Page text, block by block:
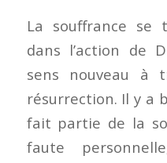
La souffrance se
dans l’action de
sens nouveau à
résurrection. Il y a
fait partie de la
faute